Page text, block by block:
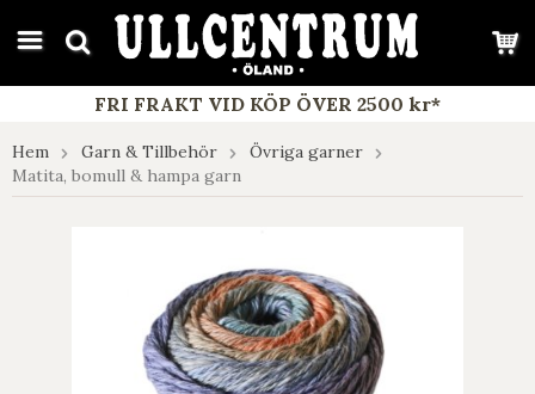
google-site-verification: google7e4b1026db5d9f32.html
FRI FRAKT VID KÖP ÖVER 2500 kr*
Hem Garn & Tillbehör
Övriga garner
Matita, bomull & hampa garn